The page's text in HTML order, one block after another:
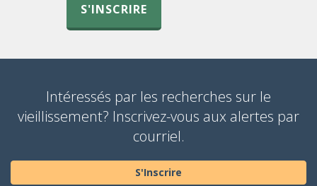
S'INSCRIRE
Intéressés par les recherches sur le
vieillissement? Inscrivez-vous aux alertes par
courriel.
S'Inscrire